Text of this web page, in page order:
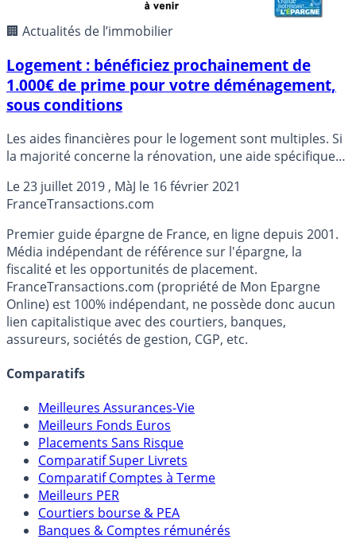
🏢 Actualités de l’immobilier
Logement : bénéficiez prochainement de
1.000€ de prime pour votre déménagement,
sous conditions
Les aides financières pour le logement sont multiples. Si
la majorité concerne la rénovation, une aide spécifique
travail. Ainsi, les salariés, sous conditions de plafond de
revenus, pourront très prochainement bénéficier d’une
prime de 1.000€ lors de leur déménagement, pour
rejoindre un lieu situé à moins de 30 minutes de leur
travail. Cela ne change pas la vie, mais cela peut bien
aider.
Le23 juillet 2019 , MàJ le 16 février 2021
FranceTransactions.com
Premier guide épargne de France, en ligne depuis 2001.
Média indépendant de référence sur l'épargne, la
fiscalité et les opportunités de placement.
FranceTransactions.com (propriété de Mon Epargne
Online) est 100% indépendant, ne possède donc aucun
lien capitalistique avec des courtiers, banques,
assureurs, sociétés de gestion, CGP, etc.
Comparatifs
Meilleures Assurances-Vie
Meilleurs Fonds Euros
Placements Sans Risque
Comparatif Super Livrets
Comparatif Comptes à Terme
Meilleurs PER
Courtiers bourse & PEA
Banques & Comptes rémunérés